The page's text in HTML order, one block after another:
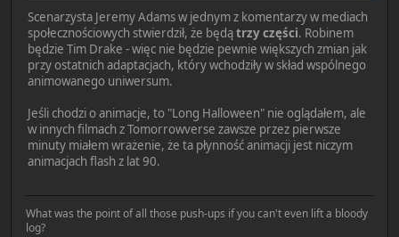
Scenarzysta Jeremy Adams w jednym z komentarzy w mediach
społecznościowych stwierdził, że będątrzy części. Robinem
będzie Tim Drake - więc nie będzie pewnie większych zmian jak
przy ostatnich adaptacjach, który wchodziły w skład wspólnego
animowanego uniwersum.
Jeśli chodzi o animacje, to "Long Halloween" nie oglądałem, ale
w innych filmach z Tomorrowverse zawsze przez pierwsze
minuty miałem wrażenie, że ta płynność animacji jest niczym
animacjach flash z lat 90.
What was the point of all those push-ups if you can't even lift a bloody
log?